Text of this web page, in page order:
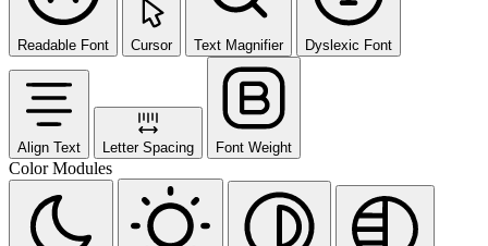
Readable Font Cursor Text Magnifier Dyslexic Font
Align Text Letter Spacing Font Weight
Color Modules